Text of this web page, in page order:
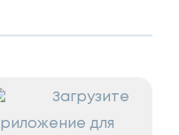
Загрузите
для